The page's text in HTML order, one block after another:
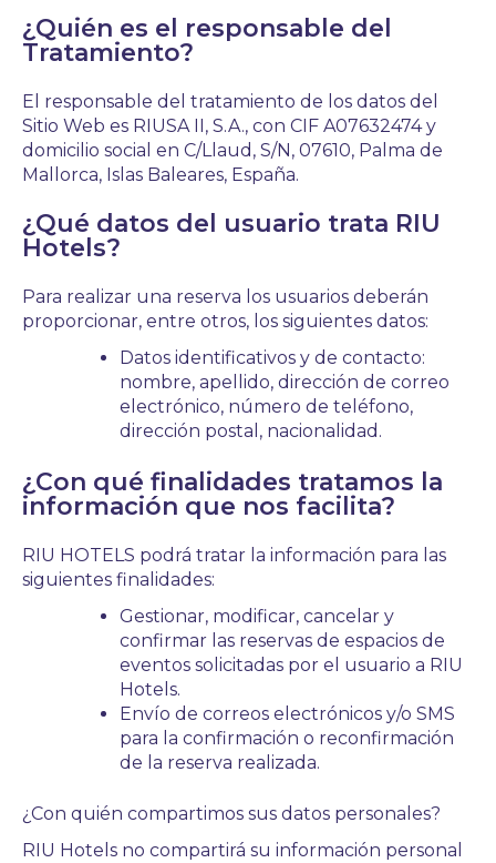
¿Quién es el responsable del
Tratamiento?
El responsable del tratamiento de los datos del
Sitio Web es RIUSA II, S.A., con CIF A07632474 y
domicilio social en C/Llaud, S/N, 07610, Palma de
Mallorca, Islas Baleares, España.
¿Qué datos del usuario trata RIU
Hotels?
Para realizar una reserva los usuarios deberán
proporcionar, entre otros, los siguientes datos:
Datos identificativos y de contacto:
nombre, apellido, dirección de correo
electrónico, número de teléfono,
dirección postal, nacionalidad.
¿Con qué finalidades tratamos la
información que nos facilita?
RIU HOTELS podrá tratar la información para las
siguientes finalidades:
Gestionar, modificar, cancelar y
confirmar las reservas de espacios de
eventos solicitadas por el usuario a RIU
Hotels.
Envío de correos electrónicos y/o SMS
para la confirmación o reconfirmación
de la reserva realizada.
¿Con quién compartimos sus datos personales?
RIU Hotels no compartirá su información personal